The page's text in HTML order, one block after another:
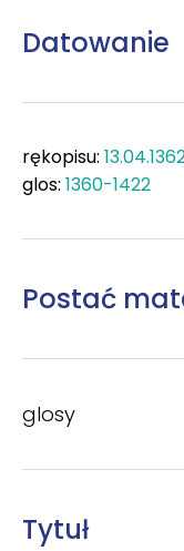
Datowanie
rękopisu:
glos: 1360-1422
Postać
glosy
Tytuł